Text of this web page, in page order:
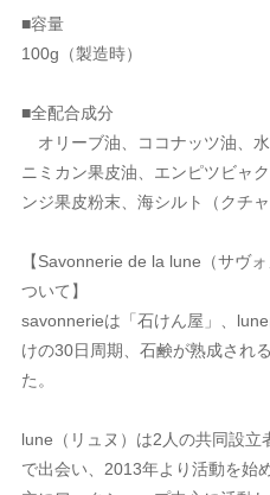
■容量
100g（製造時）
■全配合成分
オリーブ油、ココナッツ油、
ニミカン果皮油、エンピツビャ
ンジ果皮粉末、海シルト（クチ
【Savonnerie de la lune（サヴ
ついて】
savonnerieは「石けん屋」、
けの30日周期、石鹸が熟成され
た。
lune（リュヌ）は2人の共同設
で出会い、2013年より活動を始め